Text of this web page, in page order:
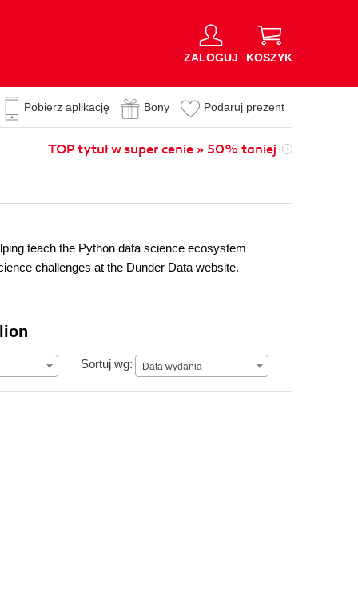
ZALOGUJ KOSZYK
Pobierz aplikację Bony Podaruj prezent
TOP tytuł w super cenie » 50% taniej
teach the Python data science ecosystem
challenges at the Dunder Data website.
Sortuj wg: Data wydania
Data wydania